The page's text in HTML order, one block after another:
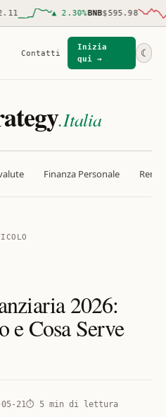
▲ 2.30%BNB$595.98
Contatti
Inizia
qui →
☾
.Italia
Finanza Personale
2026:
e Cosa Serve
21⏱ 5 min di lettura